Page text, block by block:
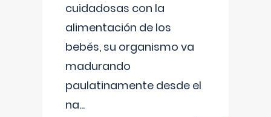
cuidadosas con la
alimentación de los
bebés, su organismo va
madurando
paulatinamente desde el
na...